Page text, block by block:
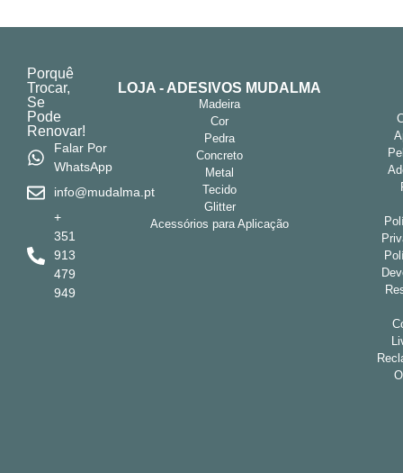
Porquê
Trocar,
Se
Pode
Renovar!
Falar Por
WhatsApp
info@mudalma.pt
+
351
913
479
949
LOJA - ADESIVOS MUDALMA
Madeira
Cor
Pedra
Concreto
Metal
Tecido
Glitter
Acessórios para Aplicação